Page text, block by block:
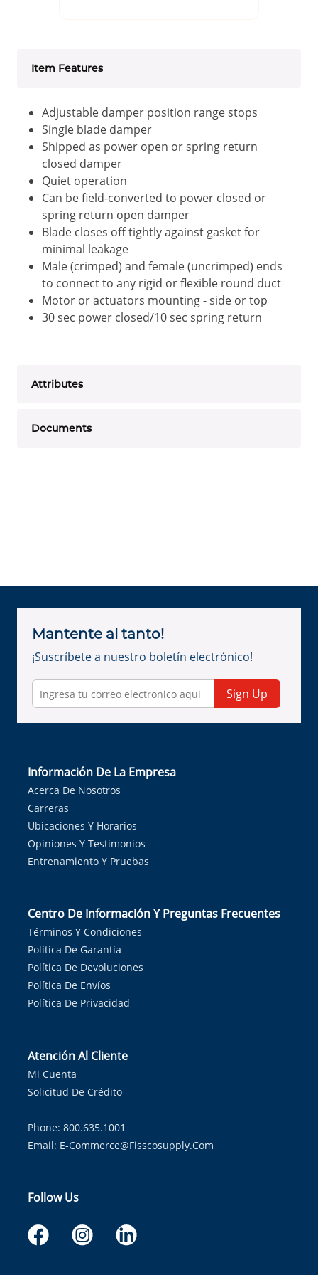
Item Features
Adjustable damper position range stops
Single blade damper
Shipped as power open or spring return
closed damper
Quiet operation
Can be field-converted to power closed or
spring return open damper
Blade closes off tightly against gasket for
minimal leakage
Male (crimped) and female (uncrimped) ends
to connect to any rigid or flexible round duct
Motor or actuators mounting - side or top
30 sec power closed/10 sec spring return
Attributes
Documents
Mantente al tanto!
¡Suscríbete a nuestro boletín electrónico!
Sign Up
Información De La Empresa
Acerca De Nosotros
Carreras
Ubicaciones Y Horarios
Opiniones Y Testimonios
Entrenamiento Y Pruebas
Centro De Información Y Preguntas Frecuentes
Términos Y Condiciones
Política De Garantía
Política De Devoluciones
Política De Envíos
Política De Privacidad
Atención Al Cliente
Mi Cuenta
Solicitud De Crédito
Phone: 800.635.1001
Email: E-Commerce@fisscosupply.com
Follow Us